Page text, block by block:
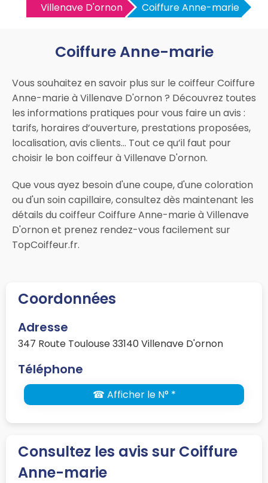
Villenave D'ornon
Coiffure Anne-marie
Coiffure Anne-marie
Vous souhaitez en savoir plus sur le coiffeur Coiffure
Anne-marie à Villenave D'ornon ? Découvrez toutes
les informations pratiques pour vous faire un avis :
tarifs, horaires d’ouverture, prestations proposées,
localisation, avis clients… Tout ce qu’il faut pour
choisir le bon coiffeur à Villenave D'ornon.
Que vous ayez besoin d'une coupe, d'une coloration
ou d'un soin capillaire, consultez dès maintenant les
détails du coiffeur Coiffure Anne-marie à Villenave
D'ornon et prenez rendez-vous facilement sur
TopCoiffeur.fr.
Coordonnées
Adresse
347 Route Toulouse 33140 Villenave D'ornon
Téléphone
☎ Afficher le N° *
Consultez les avis sur Coiffure
Anne-marie